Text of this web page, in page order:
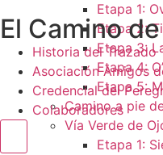
Etapa 1:
Etapa 2:
Etapa 3:
Etapa 4:
Etapa 5:
Camino a pie
Vía Verde de
Etapa 1:
El Camino
Historia del Trazado
Asociación Amigos
Credencial del
Colaboradores
Menú conmutador